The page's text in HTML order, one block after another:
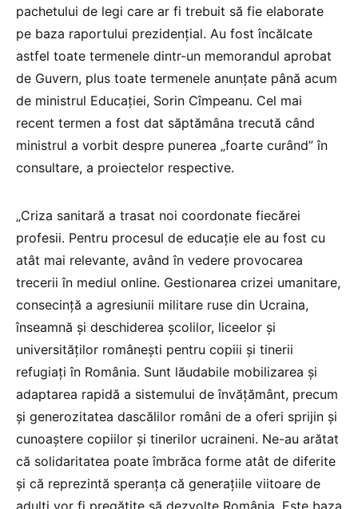
pachetului de legi care ar fi trebuit să fie elaborate
pe baza raportului prezidențial. Au fost încălcate
astfel toate termenele dintr-un memorandul aprobat
de Guvern, plus toate termenele anunțate până acum
de ministrul Educației, Sorin Cîmpeanu. Cel mai
recent termen a fost dat săptămâna trecută când
ministrul a vorbit despre punerea „foarte curând” în
consultare, a proiectelor respective.
„Criza sanitară a trasat noi coordonate fiecărei
profesii. Pentru procesul de educaţie ele au fost cu
atât mai relevante, având în vedere provocarea
trecerii în mediul online. Gestionarea crizei umanitare,
consecinţă a agresiunii militare ruse din Ucraina,
înseamnă şi deschiderea şcolilor, liceelor şi
universităţilor româneşti pentru copiii şi tinerii
refugiaţi în România. Sunt lăudabile mobilizarea şi
adaptarea rapidă a sistemului de învăţământ, precum
şi generozitatea dascălilor români de a oferi sprijin şi
cunoaştere copiilor şi tinerilor ucraineni. Ne-au arătat
că solidaritatea poate îmbrăca forme atât de diferite
şi că reprezintă speranţa că generaţiile viitoare de